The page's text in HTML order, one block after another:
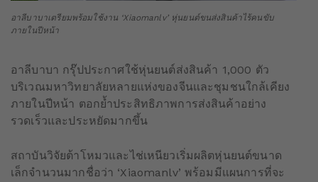
อาลีบาบาเตรียมพร้อมใช้งาน ‘Xiaomanlv’ หุ่นยนต์ขนส่งสินค้าไร้คนขับ
ภายในปีหน้า
อาลีบาบา กรุ๊ปประกาศใช้หุ่นยนต์ส่งสินค้า 1,000 ตัว
บริเวณมหาวิทยาลัยหลายแห่งของจีนและชุมชนใกล้เคียง
ภายในปีหน้า ตอกย้ำประสิทธิภาพการส่งสินค้าอย่าง
รวดเร็วและประหยัดมากขึ้น
สถาบันวิจัยต้าโหมวและไช่เหนียวเริ่มผลิตหุ่นยนต์ขนาด
เล็กจำนวนมากชื่อว่า ‘Xiaomanlv’ พร้อมมีแผนการที่จะ